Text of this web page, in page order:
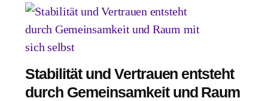
Stabilität und Vertrauen entsteht
durch Gemeinsamkeit und Raum